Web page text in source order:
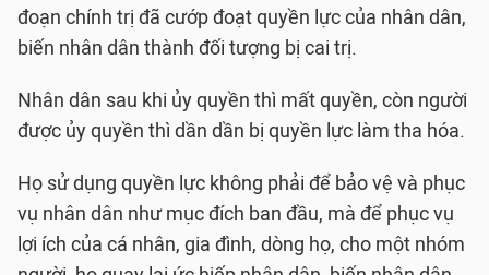
đoạn chính trị đã cướp đoạt quyền lực của nhân dân,
biến nhân dân thành đối tượng bị cai trị.
Nhân dân sau khi ủy quyền thì mất quyền, còn người
được ủy quyền thì dần dần bị quyền lực làm tha hóa.
Họ sử dụng quyền lực không phải để bảo vệ và phục
vụ nhân dân như mục đích ban đầu, mà để phục vụ
lợi ích của cá nhân, gia đình, dòng họ, cho một nhóm